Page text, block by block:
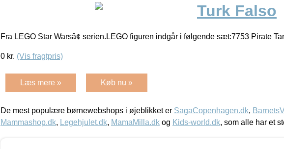
Turk Falso
Fra LEGO Star Warsâ¢ serien.LEGO figuren indgår i følgende sæt:7753 Pirate
0 kr. (Vis fragtpris)
Læs mere » Køb nu »
De mest populære børnewebshops i øjeblikket er SagaCopenhagen.dk,
Mammashop.dk, Legehjulet.dk, MamaMilla.dk og Kids-world.dk, som alle har et